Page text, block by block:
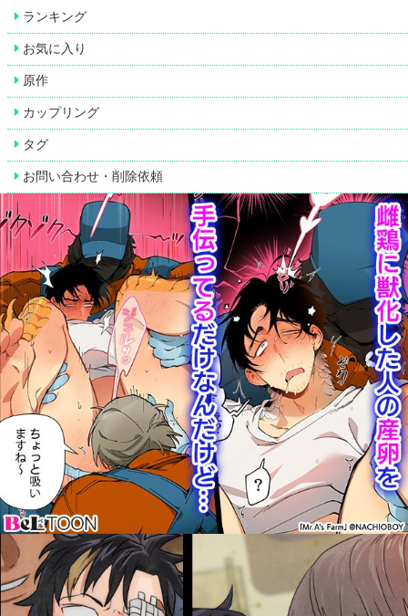
ランキング
お気に入り
原作
カップリング
タグ
お問い合わせ・削除依頼